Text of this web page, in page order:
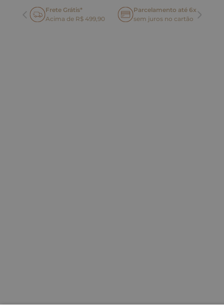
Frete Grátis*
Acima de R$ 499,90
Parcelamento até 6x
sem juros no cartão